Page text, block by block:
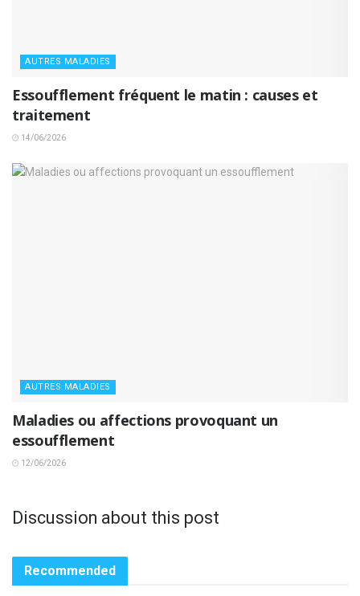
AUTRES MALADIES
Essoufflement fréquent le matin : causes et
traitement
14/06/2026
AUTRES MALADIES
Maladies ou affections provoquant un
essoufflement
12/06/2026
Discussion about this post
Recommended